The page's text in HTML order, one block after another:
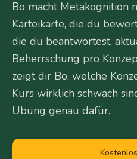
Bo macht Metakognition
Karteikarte, die du
die du beantwortest,
Beherrschung pro
zeigt dir Bo, welche
Kurs wirklich schwach
Übung genau dafür.